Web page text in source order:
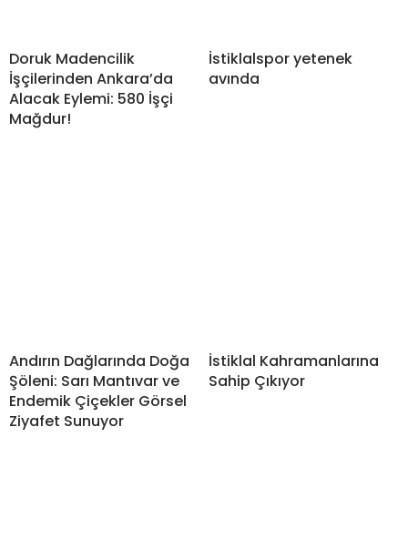
Doruk Madencilik
İşçilerinden Ankara’da
Alacak Eylemi: 580 İşçi
Mağdur!
İstiklalspor yetenek
avında
Andırın Dağlarında Doğa
Şöleni: Sarı Mantıvar ve
Endemik Çiçekler Görsel
Ziyafet Sunuyor
İstiklal Kahramanlarına
Sahip Çıkıyor